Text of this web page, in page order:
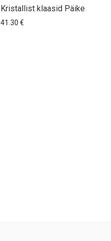
Kristallist klaasid Päike
41.30 €